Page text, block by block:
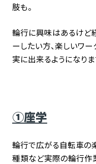
肢も。
輪行に興味はあるけど
ーしたい方、楽しいワ
実に出来るようになりま
①座学
輪行で広がる自転車の
種類など実際の輪行作